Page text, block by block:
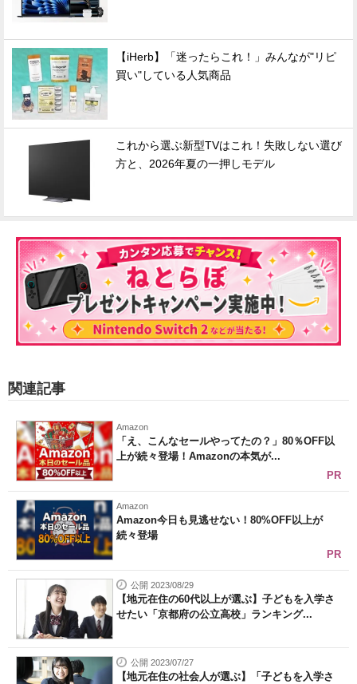
【iHerb】「迷ったらこれ！」みんなが"リピ
買い"している人気商品
これから選ぶ新型TVはこれ！失敗しない選び
方と、2026年夏の一押しモデル
関連記事
Amazon
「え、こんなセールやってたの？」80％OFF以
上が続々登場！Amazonの本気が...
PR
Amazon
Amazon今日も見逃せない！80%OFF以上が
続々登場
PR
公開 2023/08/29
【地元在住の60代以上が選ぶ】子どもを入学さ
せたい「京都府の公立高校」ランキング...
公開 2023/07/27
【地元在住の社会人が選ぶ】「子どもを入学さ